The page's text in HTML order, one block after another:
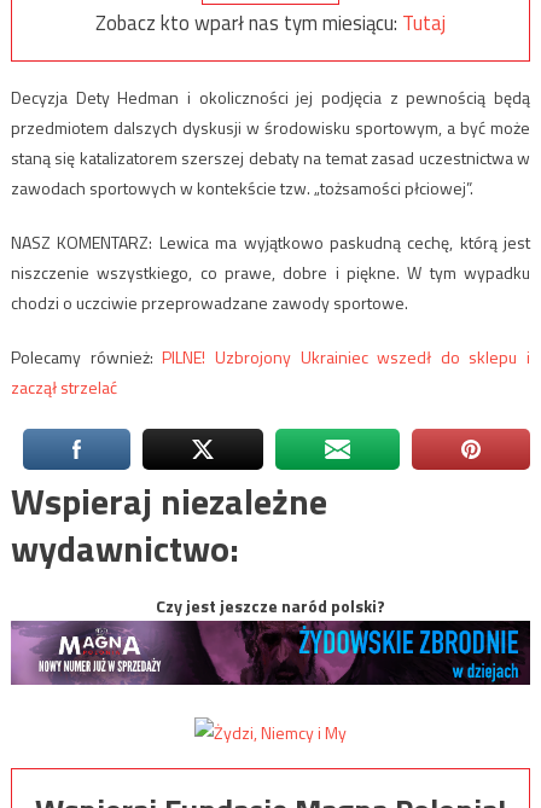
Zobacz kto wparł nas tym miesiącu: Tutaj
Decyzja Dety Hedman i okoliczności jej podjęcia z pewnością będą
przedmiotem dalszych dyskusji w środowisku sportowym, a być może
staną się katalizatorem szerszej debaty na temat zasad uczestnictwa w
zawodach sportowych w kontekście tzw. „tożsamości płciowej”.
NASZ KOMENTARZ: Lewica ma wyjątkowo paskudną cechę, którą jest
niszczenie wszystkiego, co prawe, dobre i piękne. W tym wypadku
chodzi o uczciwie przeprowadzane zawody sportowe.
Polecamy również:PILNE! Uzbrojony Ukrainiec wszedł do sklepu i
zaczął strzelać
Wspieraj niezależne
wydawnictwo:
Czy jest jeszcze naród polski?